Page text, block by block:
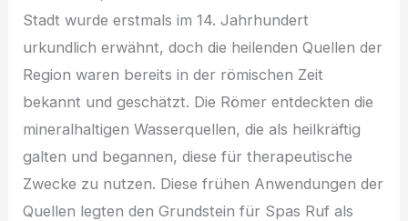
Stadt wurde erstmals im 14. Jahrhundert
urkundlich erwähnt, doch die heilenden Quellen der
Region waren bereits in der römischen Zeit
bekannt und geschätzt. Die Römer entdeckten die
mineralhaltigen Wasserquellen, die als heilkräftig
galten und begannen, diese für therapeutische
Zwecke zu nutzen. Diese frühen Anwendungen der
Quellen legten den Grundstein für Spas Ruf als